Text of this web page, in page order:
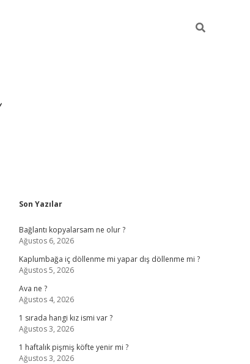
Sidebar
Son Yazılar
Bağlantı kopyalarsam ne olur ?
Ağustos 6, 2026
Kaplumbağa iç döllenme mi yapar dış döllenme mi ?
Ağustos 5, 2026
Ava ne ?
Ağustos 4, 2026
1 sırada hangi kız ismi var ?
Ağustos 3, 2026
1 haftalık pişmiş köfte yenir mi ?
Ağustos 3, 2026